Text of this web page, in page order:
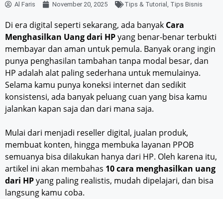
Al Faris November 20, 2025 Tips & Tutorial , Tips Bisnis
Di era digital seperti sekarang, ada banyak Cara
Menghasilkan Uang dari HPyang benar-benar terbukti
membayar dan aman untuk pemula. Banyak orang ingin
punya penghasilan tambahan tanpa modal besar, dan
HP adalah alat paling sederhana untuk memulainya.
Selama kamu punya koneksi internet dan sedikit
konsistensi, ada banyak peluang cuan yang bisa kamu
jalankan kapan saja dan dari mana saja.
Mulai dari menjadi reseller digital, jualan produk,
membuat konten, hingga membuka layanan PPOB
semuanya bisa dilakukan hanya dari HP. Oleh karena itu,
artikel ini akan membahas 10 cara menghasilkan uang
dari HPyang paling realistis, mudah dipelajari, dan bisa
langsung kamu coba.